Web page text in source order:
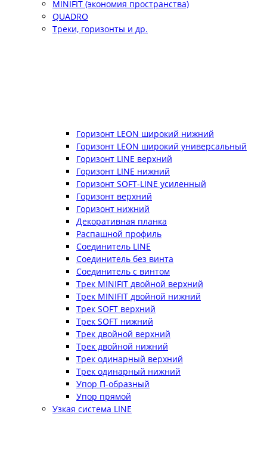
MINIFIT (экономия пространства)
QUADRO
Треки, горизонты и др.
Горизонт LEON широкий нижний
Горизонт LEON широкий универсальный
Горизонт LINE верхний
Горизонт LINE нижний
Горизонт SOFT-LINE усиленный
Горизонт верхний
Горизонт нижний
Декоративная планка
Распашной профиль
Соединитель LINE
Соединитель без винта
Соединитель с винтом
Трек MINIFIT двойной верхний
Трек MINIFIT двойной нижний
Трек SOFT верхний
Трек SOFT нижний
Трек двойной верхний
Трек двойной нижний
Трек одинарный верхний
Трек одинарный нижний
Упор П-образный
Упор прямой
Узкая система LINE